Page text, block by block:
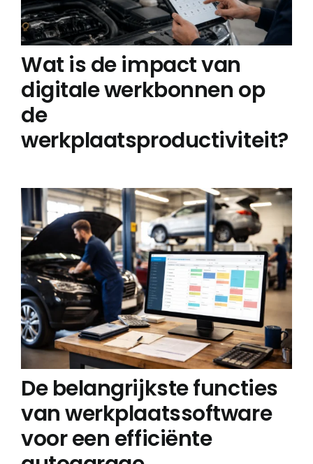
Wat is de impact van
digitale werkbonnen op
de
werkplaatsproductiviteit?
De belangrijkste functies
van werkplaatssoftware
voor een efficiënte